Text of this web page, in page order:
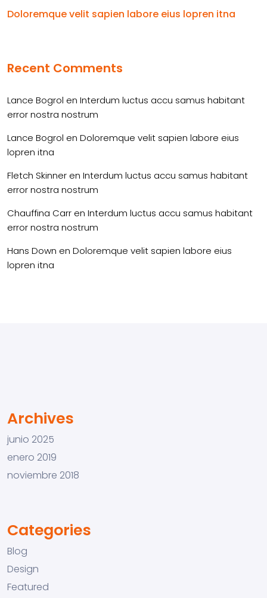
Doloremque velit sapien labore eius lopren itna
Recent Comments
Lance Bogrol en Interdum luctus accu samus habitant
error nostra nostrum
Lance Bogrol en Doloremque velit sapien labore eius
lopren itna
Fletch Skinner en Interdum luctus accu samus habitant
error nostra nostrum
Chauffina Carr en Interdum luctus accu samus habitant
error nostra nostrum
Hans Down en Doloremque velit sapien labore eius
lopren itna
Archives
junio 2025
enero 2019
noviembre 2018
Categories
Blog
Design
Featured